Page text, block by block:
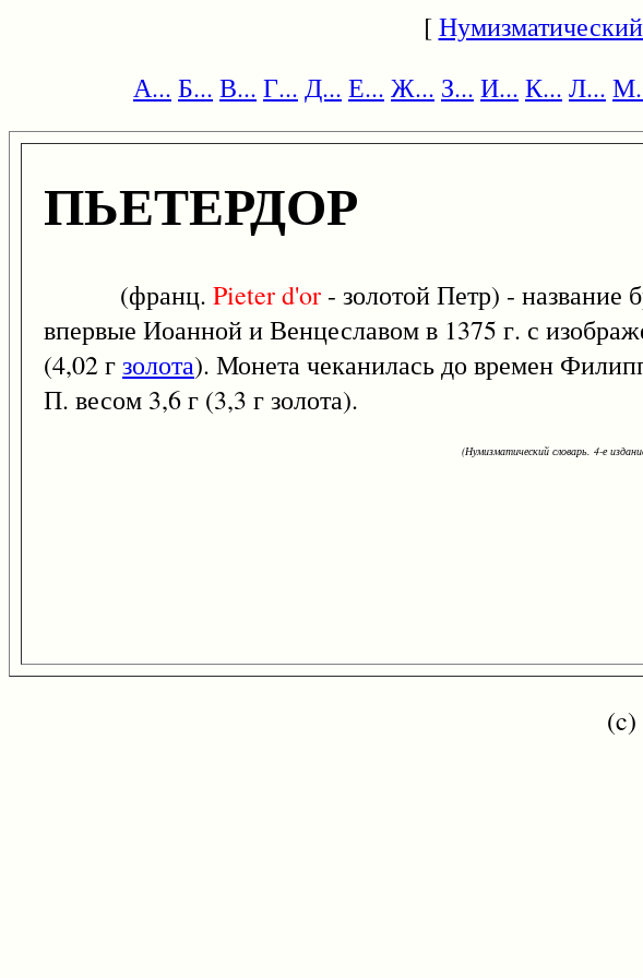
[
А... Б... В... Г... Д... Е... Ж... З... И... К... Л...
ПЬЕТЕРДОР
(франц. Pieterd'or - золотой Петр) - название
впервые Иоанной и Венцеславом в 1375 г. с
(4,02 гзолота). Монета чеканилась до времен
П. весом 3,6 г (3,3 г золота).
(Нумизматический словарь. 4-е
(c)